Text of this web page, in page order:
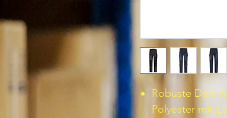
Robuste
Polyester mit